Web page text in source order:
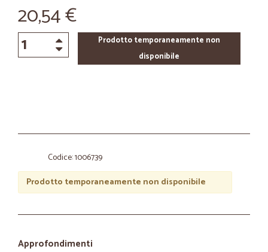
20,54 €
Prodotto temporaneamente non
disponibile
Codice: 1006739
Prodotto temporaneamente non disponibile
Approfondimenti